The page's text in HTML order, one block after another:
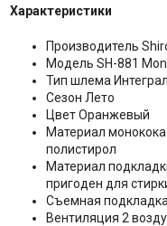
Характеристики
Производитель
Модель SH-881
Тип шлема Интеграл
Сезон Лето
Цвет Оранжевый
Материал
полистирол
Материал
пригоден для
Съемная
Вентиляция 2